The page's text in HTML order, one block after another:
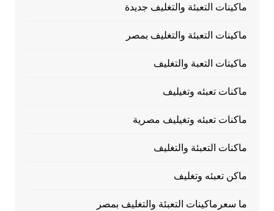
ماكينات التعبئة والتغليف جديدة
ماكينات التعبئة والتغليف بمصر
ماكيتات التعبة والتغليف
ماكنات تعبئه وتغيليف
ماكنات تعبئه وتغيليف مصرية
ماكنات التعبئة والتغليف
ماكن تعبئه وتغليف
ما سعرماكينات التعبئة والتغليف بمصر